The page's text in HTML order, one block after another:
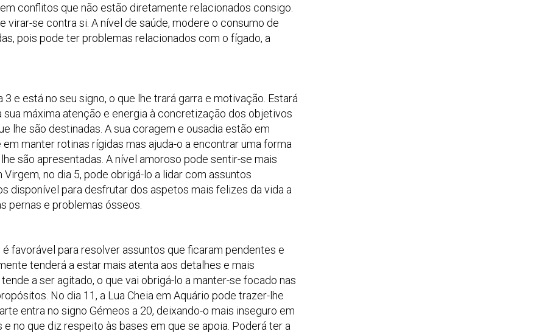
conflitos que não estão diretamente relacionados consigo.
virar-se contra si. A nível de saúde, modere o consumo de
pois pode ter problemas relacionados com o fígado, a
e está no seu signo, o que lhe trará garra e motivação. Estará
máxima atenção e energia à concretização dos objetivos
lhe são destinadas. A sua coragem e ousadia estão em
manter rotinas rígidas mas ajuda-o a encontrar uma forma
são apresentadas. A nível amoroso pode sentir-se mais
no dia 5, pode obrigá-lo a lidar com assuntos
disponível para desfrutar dos aspetos mais felizes da vida a
pernas e problemas ósseos.
favorável para resolver assuntos que ficaram pendentes e
tenderá a estar mais atenta aos detalhes e mais
a ser agitado, o que vai obrigá-lo a manter-se focado nas
No dia 11, a Lua Cheia em Aquário pode trazer-lhe
entra no signo Gémeos a 20, deixando-o mais inseguro em
no que diz respeito às bases em que se apoia. Poderá ter a